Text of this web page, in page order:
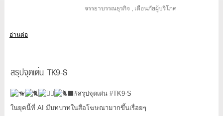
จรรยาบรรณธุรกิจ
เตือนภัยผู้บริโภค
อ่านต่อ
สรุปจุดเด่น TK9-S
#สรุปจุดเด่น #TK9-S
ในยุคนี้ที่ AI มีบทบาทในสื่อโฆษณามากขึ้นเรื่อยๆ